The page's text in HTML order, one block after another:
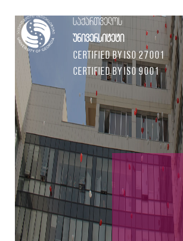
საქართველოს
უნივერსიტეტი
Certified by ISO 27001
Certified by ISO 9001